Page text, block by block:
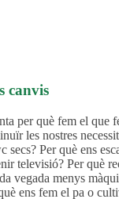
canvis
per què fem el que
les nostres
secs? Per què ens
televisió? Per què
vegada menys
ens fem el pa o